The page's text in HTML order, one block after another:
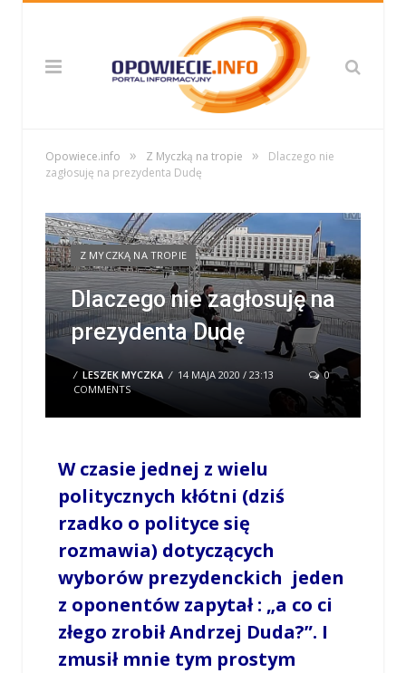
Opowiece.info » Z Myczką na tropie »
Dlaczego nie
zagłosuję na prezydenta Dudę
Z MYCZKĄ NA TROPIE
Dlaczego nie zagłosuję na
prezydenta Dudę
/ LESZEK MYCZKA / 14 MAJA 2020 / 23:13
0
COMMENTS
W czasie jednej z wielu
politycznych kłótni (dziś
rzadko o polityce się
rozmawia) dotyczących
wyborów prezydenckich jeden
z oponentów zapytał : „a co ci
złego zrobił Andrzej Duda?”. I
zmusił mnie tym prostym